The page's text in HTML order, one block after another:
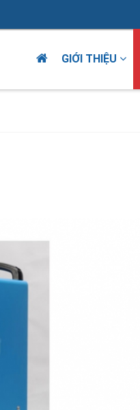
GIỚI THIỆU